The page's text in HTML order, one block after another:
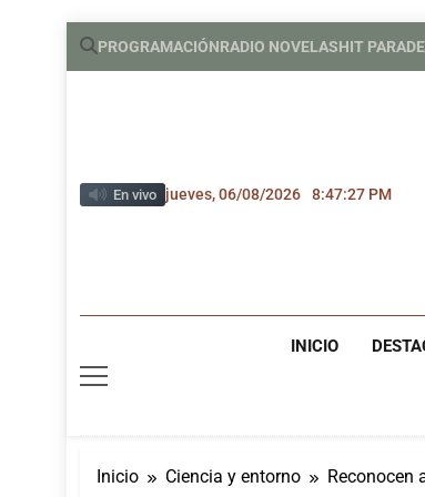
Saltar
PROGRAMACIÓNRADIO NOVELASHIT PARADE
En vivo jueves, 06/08/2026 8:47:28 PM
INICIO
Inicio Ciencia y entorno Reconocen